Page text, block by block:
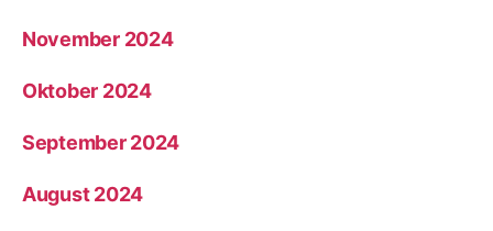
November 2024
Oktober 2024
September 2024
August 2024